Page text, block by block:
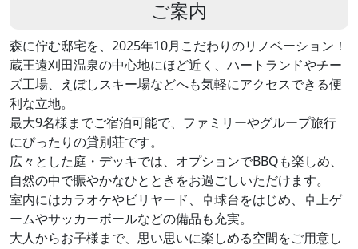
ご案内
森に佇む邸宅を、2025年10月こだわりのリノベーション！
蔵王遠刈田温泉の中心地にほど近く、ハートランドやチー
ズ工場、えぼしスキー場などへも気軽にアクセスできる便
利な立地。
最大9名様までご宿泊可能で、ファミリーやグループ旅行
にぴったりの貸別荘です。
広々とした庭・デッキでは、オプションでBBQも楽しめ、
自然の中で賑やかなひとときをお過ごしいただけます。
室内にはカラオケやビリヤード、卓球台をはじめ、卓上ゲ
ームやサッカーボールなどの備品も充実。
大人からお子様まで、思い思いに楽しめる空間をご用意し